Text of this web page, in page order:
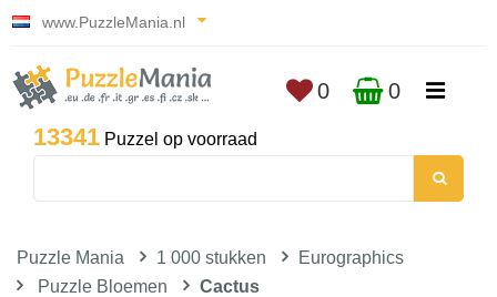
www.PuzzleMania.nl
13341 Puzzel op voorraad
0 0
Puzzle Mania 1 000 stukken
Eurographics
Puzzle Bloemen
Cactus